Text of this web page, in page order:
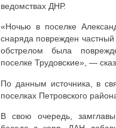
ведомствах ДНР.
«Ночью в поселке
снаряда поврежден
обстрелом была
поселке Трудовские», —
По данным источника, в
поселках Петровского
В свою очередь,